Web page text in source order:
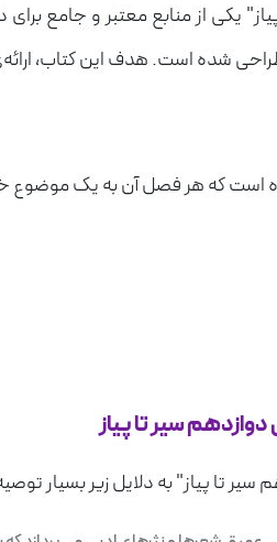
یکی از منابع معتبر و جامع
شده است. هدف این کتاب،
است که هر فصل آن به یک
سیر تا پیاز
سیر تا پیاز" به دلایل زیر بسیار